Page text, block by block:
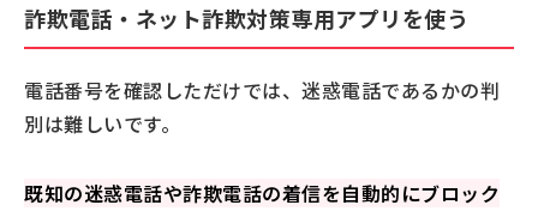
詐欺電話・ネット詐欺対策専用アプリを使う
電話番号を確認しただけでは、迷惑電話であるかの判
別は難しいです。
既知の迷惑電話や詐欺電話の着信を自動的にブロック